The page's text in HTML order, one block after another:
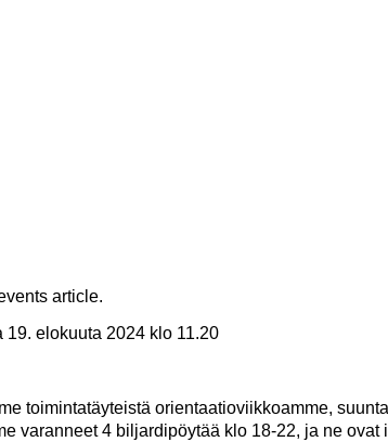
19. elokuuta 2024 klo 11.20
toimintatäyteistä orientaatioviikkoamme,
varanneet 4 biljardipöytää klo 18-22, ja ne